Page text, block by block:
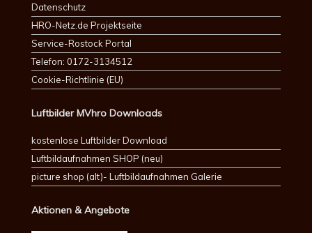
Datenschutz
HRO-Netz.de Projektseite
Service-Rostock Portal
Telefon: 0172-3134512
Cookie-Richtlinie (EU)
Luftbilder MVhro Downloads
kostenlose Luftbilder Download
Luftbildaufnahmen SHOP (neu)
picture shop (alt)- Luftbildaufnahmen Galerie
Aktionen & Angebote